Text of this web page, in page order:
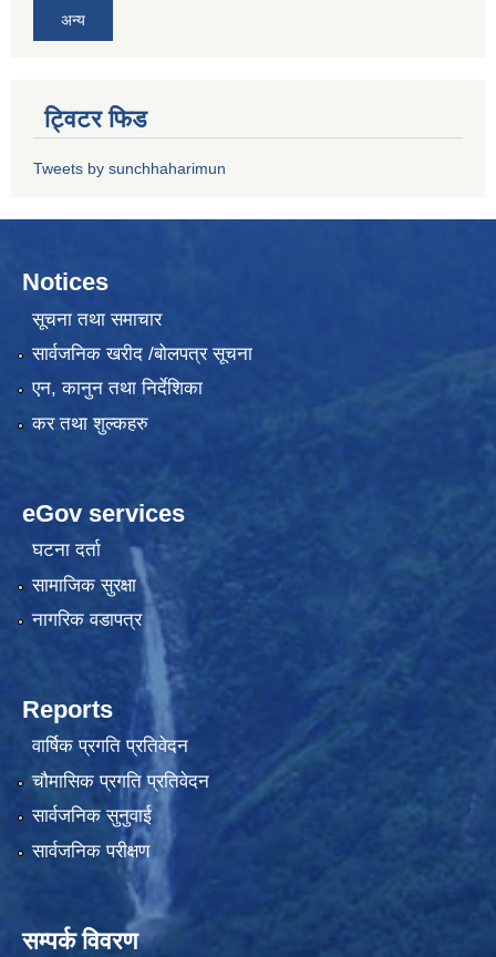
अन्य
ट्विटर फिड
Tweets by sunchhaharimun
Notices
सूचना तथा समाचार
सार्वजनिक खरीद /बोलपत्र सूचना
एन, कानुन तथा निर्देशिका
कर तथा शुल्कहरु
eGov services
घटना दर्ता
सामाजिक सुरक्षा
नागरिक वडापत्र
Reports
वार्षिक प्रगति प्रतिवेदन
चौमासिक प्रगति प्रतिवेदन
सार्वजनिक सुनुवाई
सार्वजनिक परीक्षण
सम्पर्क विवरण